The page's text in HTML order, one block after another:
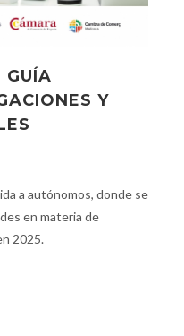
Y
a autónomos, donde se
en materia de
2025.